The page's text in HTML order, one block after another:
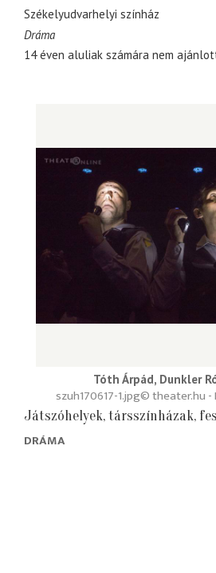
Székelyudvarhelyi színház
Dráma
14 éven aluliak számára nem
Tóth Árpád, Dunkler
© theater.hu -
szuh170617-1.jpg
Játszóhelyek, társszínházak,
DRÁMA